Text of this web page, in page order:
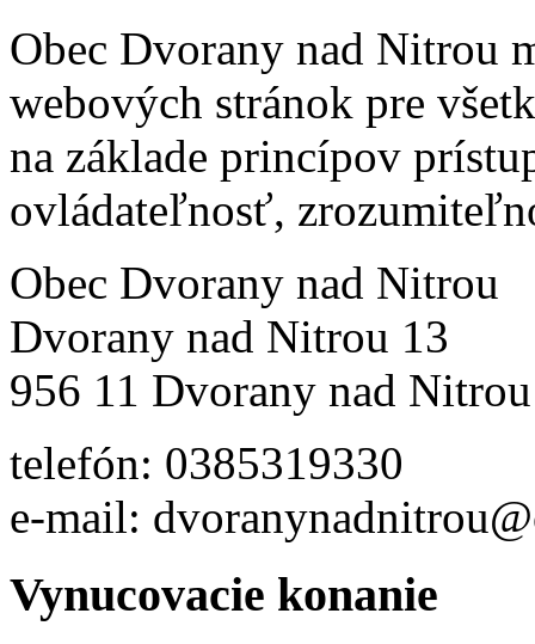
Obec Dvorany nad Nitrou
webových stránok pre
na základe princípov
ovládateľnosť,
Obec Dvorany nad Nitrou
Dvorany nad Nitrou 13
956 11 Dvorany nad Nitrou
telefón: 0385319330
e-mail:
Vynucovacie konanie